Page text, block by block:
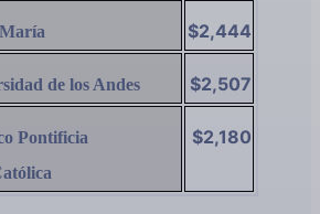
$2,444
de los Andes $2,507
Pontificia
$2,180